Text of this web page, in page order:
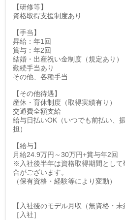
【研修等】
資格取得支援制度あり
【手当】
昇給：年1回
賞与：年2回
結婚・出産祝い金制度（規定あり）
勤続手当あり
その他、各種手当
【その他待遇】
産休・育休制度（取得実績有り）
交通費全額支給
給与日払いOK（いつでも前払い、
担）
【給与】
月給24.9万円～30万円+賞与年2回
※入社後半年は資格取得期間とし
合がございます。
（保有資格・経験等により変動）
【入社後のモデル月収（無資格・未
［入社］